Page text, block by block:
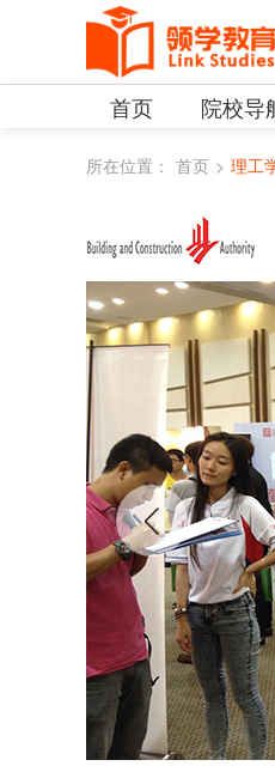
首页 院校导
所在位置： 首页 > 理工
Next